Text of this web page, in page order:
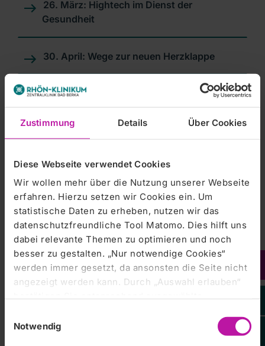
Zustimmung Details Über Cookies
Diese Webseite verwendet Cookies
Wir wollen mehr über die Nutzung unserer Webseite
erfahren. Hierzu setzen wir Cookies ein. Um
statistische Daten zu erheben, nutzen wir das
datenschutzfreundliche Tool Matomo. Dies hilft uns
dabei relevante Themen zu optimieren und noch
besser zu gestalten. „Nur notwendige Cookies“
werden immer gesetzt, da ansonsten die Seite nicht
angezeigt werden kann. Durch „Auswahl erlauben“
erlauben Sie alle eingesetzten Cookies. Sie können
Ihre
Notwendig
26. März: Hightech im Dienst der
Gesundheit
30. April: Wege zur neuen Herzklappe
28. Mai: Gelbsucht
25. Juni: Refluxkrankheit, Sodbrennen und
30. Juli: Krebserkrankungen im Fokus
27. August: Alzheimer Erkrankung
24. September: Aortenklappenstenose,
Mitralklappeninsuffizienz & Co.